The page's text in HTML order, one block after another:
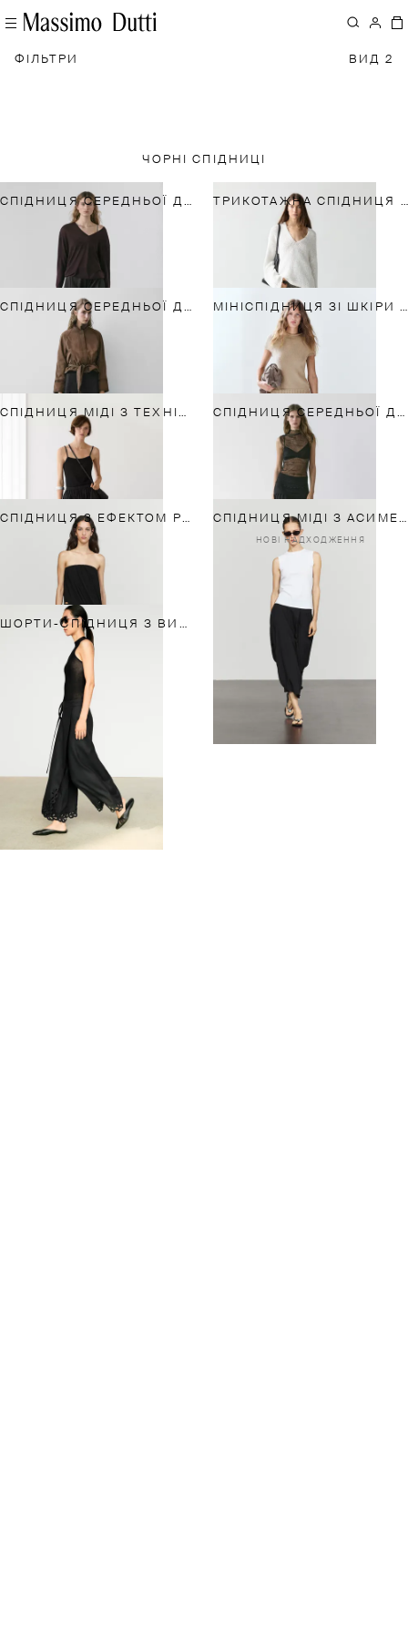
ФІЛЬТРИ ВИД 2
ЧОРНІ СПІДНИЦІ
СПІДНИЦЯ СЕРЕДНЬОЇ ДОВЖИНИ З БАНТОВИМИ СКЛАДКАМИ ТРИКОТАЖНА СПІДНИЦЯ З БАХРОМОЮ
СПІДНИЦЯ СЕРЕДНЬОЇ ДОВЖИНИ НА ОСНОВІ БАВОВНИ З БАНТОВИМИ СКЛАДКАМИ МІНІСПІДНИЦЯ ЗІ ШКІРИ НАППА
СПІДНИЦЯ МІДІ З ТЕХНІЧНОЇ ТКАНИНИ СПІДНИЦЯ СЕРЕДНЬОЇ ДОВЖИНИ З БАНТОВИМИ СКЛАДКАМИ
СПІДНИЦЯ З ЕФЕКТОМ РУКАВІВ-БАЛОНІВ СПІДНИЦЯ МІДІ З АСИМЕТРИЧНИМИ ПАНЕЛЯМИ
НОВІ НАДХОДЖЕННЯ
ШОРТИ-СПІДНИЦЯ З ВИШИВКОЮ ЗІ 100% ЛЬОНУ